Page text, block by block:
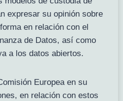
expresar su opinión sobre
en relación con el
de Datos, así como
a los datos abiertos.
Europea en su
en relación con estos